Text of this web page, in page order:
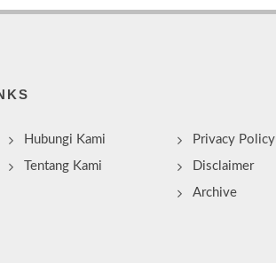
Hubungi Kami
Tentang Kami
Privacy Policy
Disclaimer
Archive